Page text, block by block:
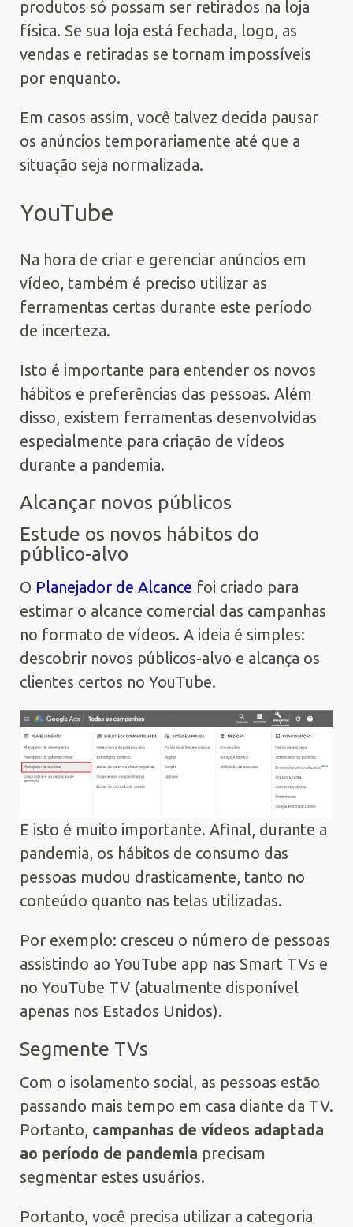
produtos só possam ser retirados na loja
física. Se sua loja está fechada, logo, as
vendas e retiradas se tornam impossíveis
por enquanto.
Em casos assim, você talvez decida pausar
os anúncios temporariamente até que a
situação seja normalizada.
YouTube
Na hora de criar e gerenciar anúncios em
vídeo, também é preciso utilizar as
ferramentas certas durante este período
de incerteza.
Isto é importante para entender os novos
hábitos e preferências das pessoas. Além
disso, existem ferramentas desenvolvidas
especialmente para criação de vídeos
durante a pandemia.
Alcançar novos públicos
Estude os novos hábitos do
público-alvo
O Planejador de Alcance foi criado para
estimar o alcance comercial das campanhas
no formato de vídeos. A ideia é simples:
descobrir novos públicos-alvo e alcança os
clientes certos no YouTube.
E isto é muito importante. Afinal, durante a
pandemia, os hábitos de consumo das
pessoas mudou drasticamente, tanto no
conteúdo quanto nas telas utilizadas.
Por exemplo: cresceu o número de pessoas
assistindo ao YouTube app nas Smart TVs e
no YouTube TV (atualmente disponível
apenas nos Estados Unidos).
Segmente TVs
Com o isolamento social, as pessoas estão
passando mais tempo em casa diante da TV.
Portanto, campanhas de vídeos adaptada
ao período de pandemia precisam
segmentar estes usuários.
Portanto, você precisa utilizar a categoria